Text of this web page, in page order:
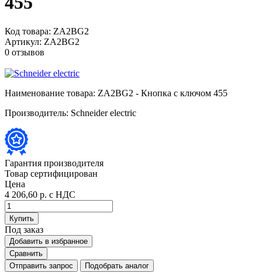
Код товара: ZA2BG2
Артикул: ZA2BG2
0 отзывов
Наименование товара: ZA2BG2 - Кнопка с ключом 455
Производитель: Schneider electric
Гарантия производителя
Товар сертифицирован
Цена
4 206,60 р. с НДС
Купить
Под заказ
Добавить в избранное
Сравнить
Отправить запрос
Подобрать аналог